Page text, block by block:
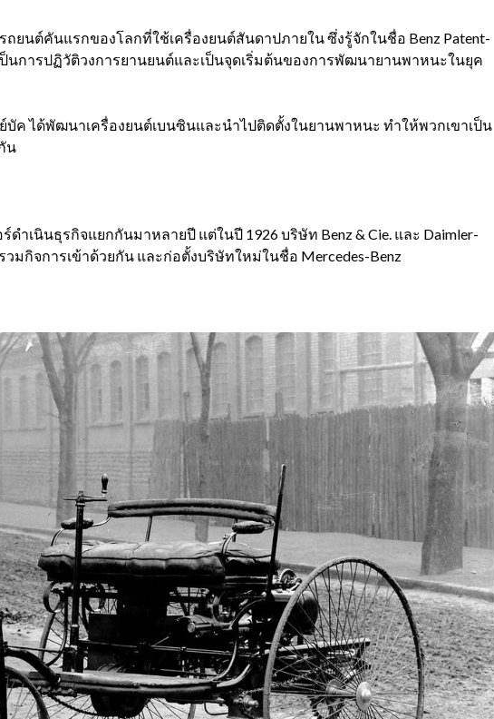
ถยนต์คันแรกของโลกที่ใช้เครื่องยนต์สันดาปภายใน ซึ่งรู้จักในชื่อ Benz Patent-
นการปฏิวัติวงการยานยนต์และเป็นจุดเริ่มต้นของการพัฒนายานพาหนะในยุค
ย์บัค ได้พัฒนาเครื่องยนต์เบนซินและนำไปติดตั้งในยานพาหนะ ทำให้พวกเขาเป็น
น
ดำเนินธุรกิจแยกกันมาหลายปี แต่ในปี 1926บริษัท Benz & Cie. และ Daimler-
วมกิจการเข้าด้วยกัน และก่อตั้งบริษัทใหม่ในชื่อ Mercedes-Benz